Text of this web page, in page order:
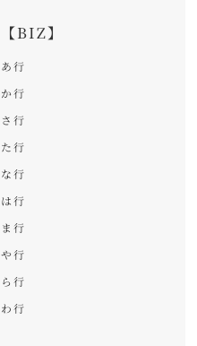
【BIZ】
あ行
か行
さ行
た行
な行
は行
ま行
や行
ら行
わ行